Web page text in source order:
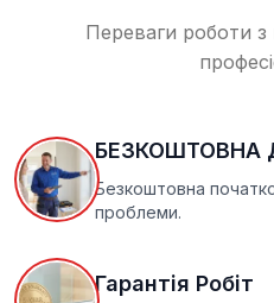
Переваги роботи
БЕЗКОШТОВНА
Безкоштовна
проблеми.
Гарантія Робіт